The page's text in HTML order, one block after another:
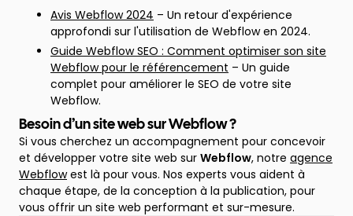
Avis Webflow 2024 – Un retour d'expérience
approfondi sur l'utilisation de Webflow en 2024.
Guide Webflow SEO : Comment optimiser son site
Webflow pour le référencement – Un guide
complet pour améliorer le SEO de votre site
Webflow.
Besoin d’un site web sur Webflow ?
Si vous cherchez un accompagnement pour concevoir
et développer votre site web sur Webflow, notre agence
Webflowest là pour vous. Nos experts vous aident à
chaque étape, de la conception à la publication, pour
vous offrir un site web performant et sur-mesure.